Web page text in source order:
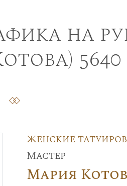
на
5640
Женские
Мастер
Мария